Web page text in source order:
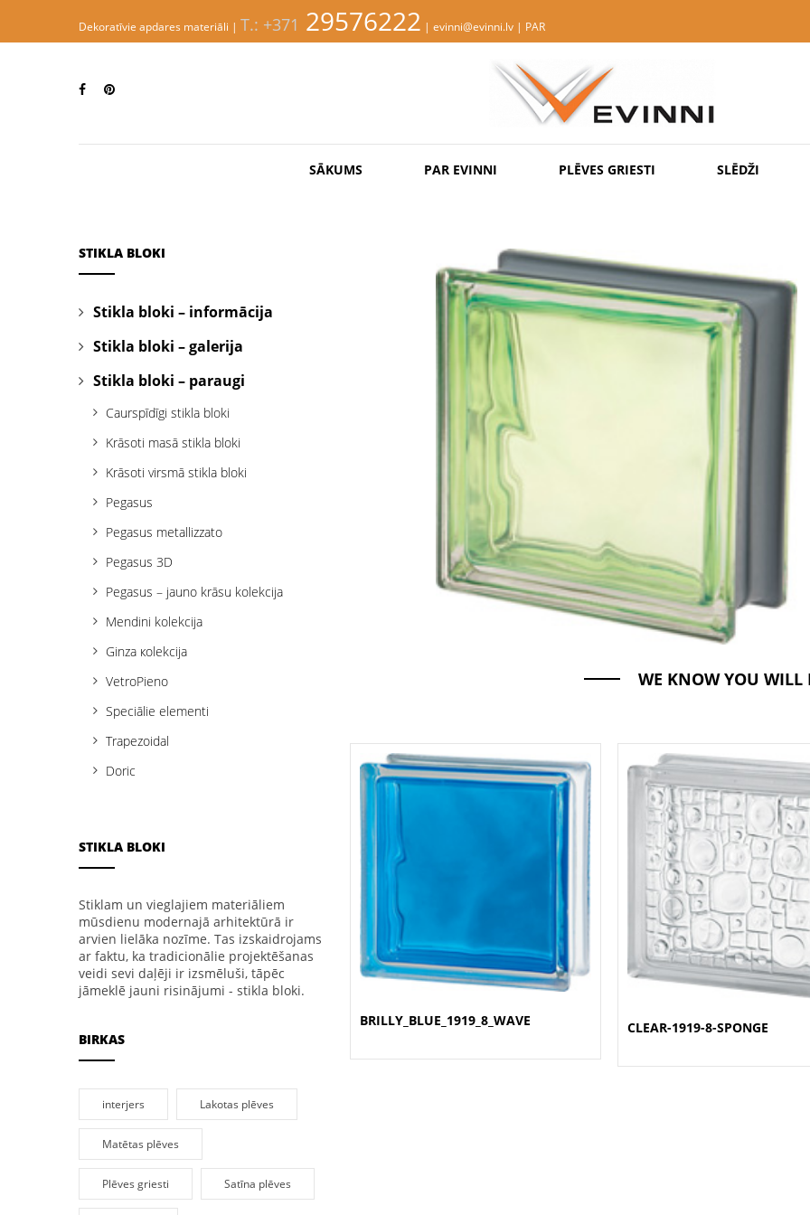
i
Dekoratīvie apdares materiāli | T.: +371 29576222 | evinni@evinni.lv | PAR
SĀKUMS PAR EVINNI PLĒVES GRIESTI SLĒDŽI
WE KNOW YOU WILL
BRILLY_BLUE_1919_8_WAVE CLEAR-1919-8-SPONGE
STIKLA BLOKI
Stikla bloki – informācija
Stikla bloki – galerija
Stikla bloki – paraugi
Caurspīdīgi stikla bloki
Krāsoti masā stikla bloki
Krāsoti virsmā stikla bloki
Pegasus
Pegasus metallizzato
Pegasus 3D
Pegasus – jauno krāsu kolekcija
Mendini kolekcija
Ginza кolekcija
VetroPieno
Speciālie elementi
Trapezoidal
Doric
STIKLA BLOKI
Stiklam un vieglajiem materiāliem
mūsdienu modernajā arhitektūrā ir
arvien lielāka nozīme. Tas izskaidrojams
ar faktu, ka tradicionālie projektēšanas
veidi sevi daļēji ir izsmēluši, tāpēc
jāmeklē jauni risinājumi - stikla bloki.
BIRKAS
interjers Lakotas plēves
Matētas plēves
Plēves griesti Satīna plēves